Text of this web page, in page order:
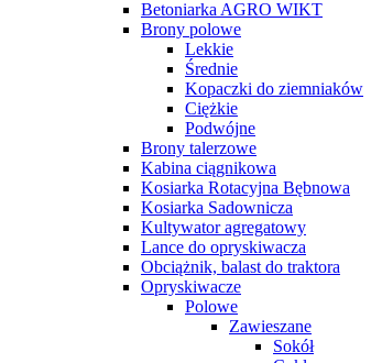
Betoniarka AGRO WIKT
Brony polowe
Lekkie
Średnie
Kopaczki do ziemniaków
Ciężkie
Podwójne
Brony talerzowe
Kabina ciągnikowa
Kosiarka Rotacyjna Bębnowa
Kosiarka Sadownicza
Kultywator agregatowy
Lance do opryskiwacza
Obciążnik, balast do traktora
Opryskiwacze
Polowe
Zawieszane
Sokół